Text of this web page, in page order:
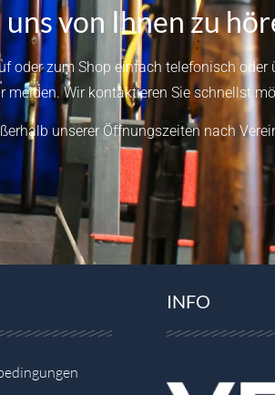
von Ihnen zu
oder zum Shop einfach telefonisch oder
melden.Wir kontaktieren Sie schnellst
unserer Öffnungszeiten nach
INFO